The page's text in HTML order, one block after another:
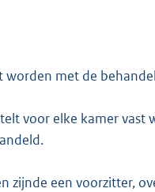
worden met de
voor elke kamer vast
zijnde een voorzitter,